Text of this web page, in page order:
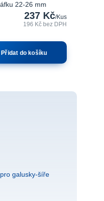
22-26 mm
237 Kč/Kus
196 Kčbez DPH
Přidat do košíku